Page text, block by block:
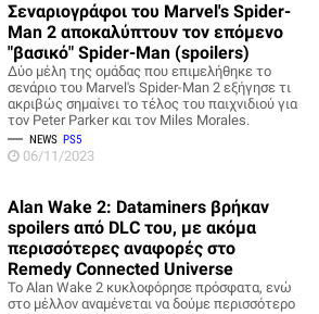
Σεναριογράφοι του Marvel's Spider-
Man 2 αποκαλύπτουν τον επόμενο
"βασικό" Spider-Man (spoilers)
Δύο μέλη της ομάδας που επιμελήθηκε το
σενάριο του Marvel's Spider-Man 2 εξήγησε τι
ακριβώς σημαίνει το τέλος του παιχνιδιού για
τον Peter Parker και τον Miles Morales.
NEWS PS5
06/11/2023
Alan Wake 2: Dataminers βρήκαν
spoilers από DLC του, με ακόμα
περισσότερες αναφορές στο
Remedy Connected Universe
Το Alan Wake 2 κυκλοφόρησε πρόσφατα, ενώ
στο μέλλον αναμένεται να δούμε περισσότερο